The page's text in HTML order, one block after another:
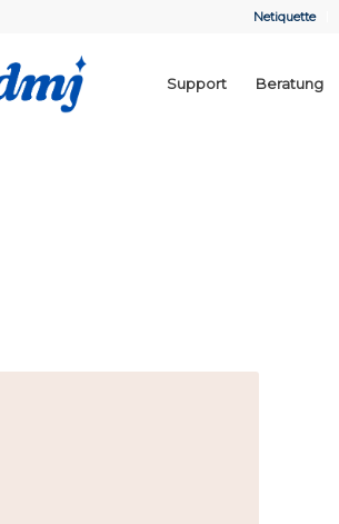
Netiquette
Support Beratung